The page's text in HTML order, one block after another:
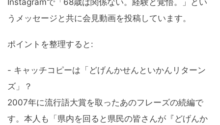
Instagramで「68歳は関係ない。経験と覚悟。」とい
うメッセージと共に会見動画を投稿しています。
ポイントを整理すると:
- キャッチコピーは「どげんかせんといかんリターン
ズ」？
2007年に流行語大賞を取ったあのフレーズの続編で
す。本人も「県内を回ると県民の皆さんが『どげんか